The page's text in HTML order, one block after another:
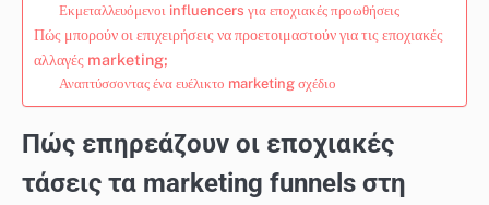
Εκμεταλλευόμενοι influencers για εποχιακές προωθήσεις
Πώς μπορούν οι επιχειρήσεις να προετοιμαστούν για τις εποχιακές
αλλαγές marketing;
Αναπτύσσοντας ένα ευέλικτο marketing σχέδιο
Πώς επηρεάζουν οι εποχιακές
τάσεις τα marketing funnels στη